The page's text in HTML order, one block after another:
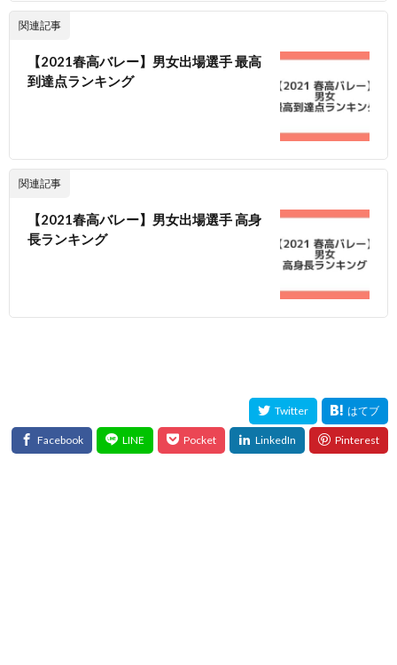
関連記事
【2021春高バレー】男女出場選手 最高
到達点ランキング
関連記事
【2021春高バレー】男女出場選手 高身
長ランキング